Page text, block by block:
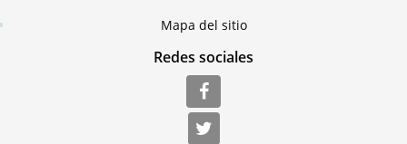
Mapa del sitio
Redes sociales